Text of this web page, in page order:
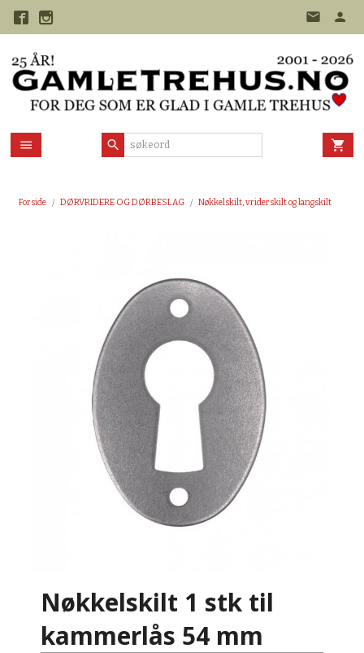
Forside DØRVRIDERE OG DØRBESLAG Nøkkelskilt, vriderskilt og langskilt
Nøkkelskilt 1 stk til
kammerlås 54 mm